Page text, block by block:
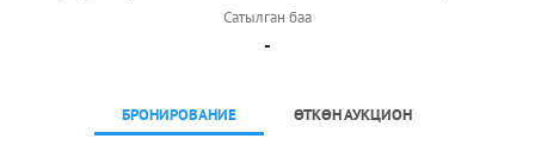
Сатылган баа
-
БРОНИРОВАНИЕ ӨТКӨН АУКЦИОН